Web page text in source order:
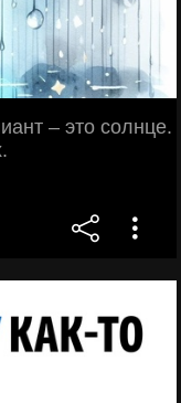
– это солнце.